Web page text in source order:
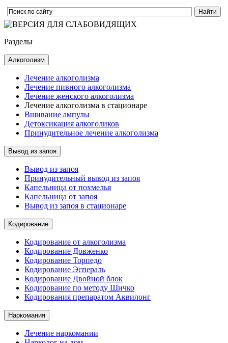
Разделы
Алкоголизм
Лечение алкоголизма
Лечение пивного алкоголизма
Лечение женского алкоголизма
Лечение алкоголизма в стационаре
Вшивание ампулы
Детоксикация алкоголиков
Принудительное лечение алкоголизма
Вывод из запоя
Вывод из запоя
Принудительный вывод из запоя
Капельница от похмелья
Капельница от запоя
Вывод из запоя в стационаре
Кодирование
Кодирование от алкоголизма
Кодирование Довженко
Кодирование Торпедо
Кодирование Эспераль
Кодирование Двойной блок
Кодирование по методу Шичко
Кодирования препаратом Аквилонг
Наркомания
Лечение наркомании